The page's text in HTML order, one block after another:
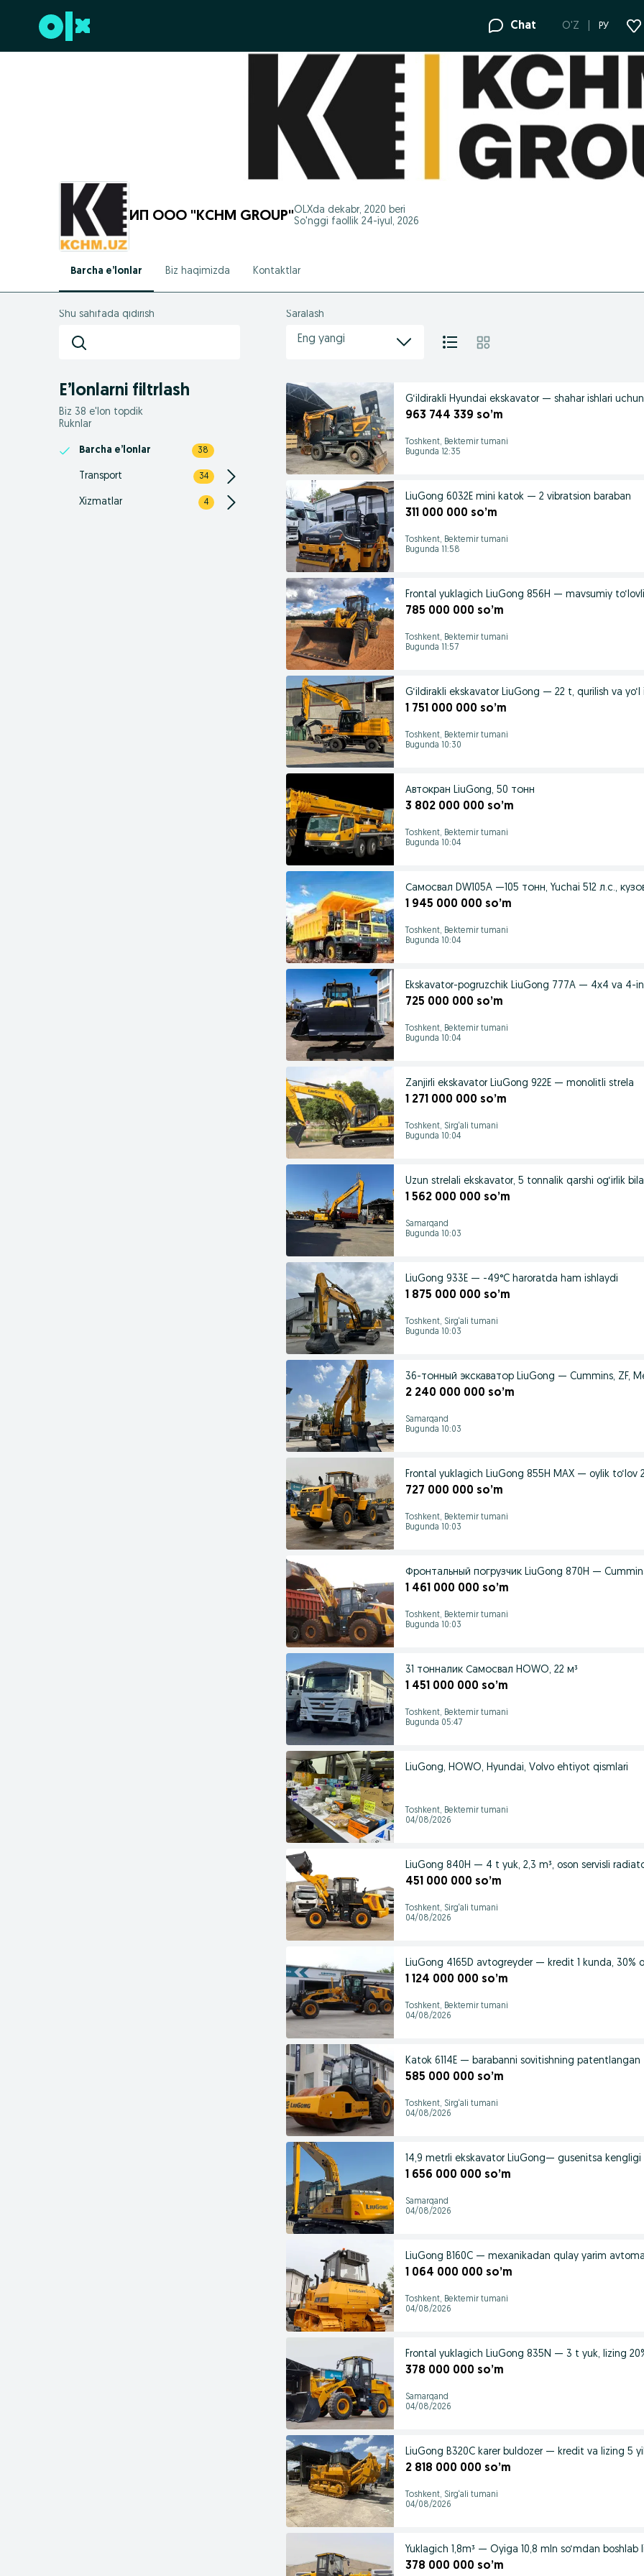
Futerga oʻtish Chat O'Z РУ
ИП ООО "KCHM GROUP"OLXda dekabr, 2020 beri
So'nggi faollik 24-iyul, 2026
Barcha e’lonlar Biz haqimizda Kontaktlar
Shu sahifada qidirish
E’lonlarni filtrlash
Biz 38 e'lon topdik
Ruknlar
Barcha e’lonlar 38
Transport 34
Xizmatlar 4
Saralash
Eng yangi
G‘ildirakli Hyundai ekskavator — shahar ishlari
963 744 339 so’m
Toshkent, Bektemir tumani
Bugunda 12:35
LiuGong 6032E mini katok — 2 vibratsion baraban
311 000 000 so’m
Toshkent, Bektemir tumani
Bugunda 11:58
Frontal yuklagich LiuGong 856H — mavsumiy
785 000 000 so’m
Toshkent, Bektemir tumani
Bugunda 11:57
G‘ildirakli ekskavator LiuGong — 22 t, qurilish va yo‘l
1 751 000 000 so’m
Toshkent, Bektemir tumani
Bugunda 10:30
Автокран LiuGong, 50 тонн
3 802 000 000 so’m
Toshkent, Bektemir tumani
Bugunda 10:04
Самосвал DW105A —105 тонн, Yuchai 512 л.с.,
1 945 000 000 so’m
Toshkent, Bektemir tumani
Bugunda 10:04
Ekskavator-pogruzchik LiuGong 777A — 4x4 va 4-
725 000 000 so’m
Toshkent, Bektemir tumani
Bugunda 10:04
Zanjirli ekskavator LiuGong 922E — monolitli strela
1 271 000 000 so’m
Toshkent, Sirg‘ali tumani
Bugunda 10:04
Uzun strelali ekskavator, 5 tonnalik qarshi og‘irlik
1 562 000 000 so’m
Samarqand
Bugunda 10:03
LiuGong 933E — -49°C haroratda ham ishlaydi
1 875 000 000 so’m
Toshkent, Sirg‘ali tumani
Bugunda 10:03
36-тонный экскаватор LiuGong — Cummins, ZF,
2 240 000 000 so’m
Samarqand
Bugunda 10:03
Frontal yuklagich LiuGong 855H MAX — oylik to‘lov
727 000 000 so’m
Toshkent, Bektemir tumani
Bugunda 10:03
Фронтальный погрузчик LiuGong 870H —
1 461 000 000 so’m
Toshkent, Bektemir tumani
Bugunda 10:03
31 тонналик Самосвал HOWO, 22 м³
1 451 000 000 so’m
Toshkent, Bektemir tumani
Bugunda 05:47
LiuGong, HOWO, Hyundai, Volvo ehtiyot qismlari
Toshkent, Bektemir tumani
04/08/2026
LiuGong 840H — 4 t yuk, 2,3 m³, oson servisli
451 000 000 so’m
Toshkent, Sirg‘ali tumani
04/08/2026
LiuGong 4165D avtogreyder — kredit 1 kunda, 30%
1 124 000 000 so’m
Toshkent, Bektemir tumani
04/08/2026
Katok 6114E — barabanni sovitishning
585 000 000 so’m
Toshkent, Sirg‘ali tumani
04/08/2026
14,9 metrli ekskavator LiuGong— gusenitsa
1 656 000 000 so’m
Samarqand
04/08/2026
LiuGong B160C — mexanikadan qulay yarim
1 064 000 000 so’m
Toshkent, Bektemir tumani
04/08/2026
Frontal yuklagich LiuGong 835N — 3 t yuk, lizing
378 000 000 so’m
Samarqand
04/08/2026
LiuGong B320C karer buldozer — kredit va lizing 5
2 818 000 000 so’m
Toshkent, Sirg‘ali tumani
04/08/2026
Yuklagich 1,8m³ — Oyiga 10,8 mln so‘mdan boshlab
378 000 000 so’m